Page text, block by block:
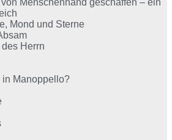
Mond und Sterne
Herrn
in Manoppello?